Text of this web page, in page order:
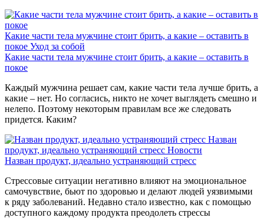
Какие части тела мужчине стоит брить, а какие – оставить в
покое Уход за собой
Какие части тела мужчине стоит брить, а какие – оставить в
покое
Каждый мужчина решает сам, какие части тела лучше брить, а
какие – нет. Но согласись, никто не хочет выглядеть смешно и
нелепо. Поэтому некоторым правилам все же следовать
придется. Каким?
Назван
продукт, идеально устраняющий стресс Новости
Назван продукт, идеально устраняющий стресс
Стрессовые ситуации негативно влияют на эмоциональное
самочувствие, бьют по здоровью и делают людей уязвимыми
к ряду заболеваний. Недавно стало известно, как с помощью
доступного каждому продукта преодолеть стрессы